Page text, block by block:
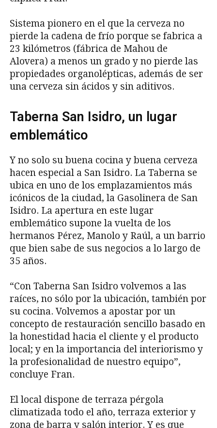
Sistema pionero en el que la cerveza no
pierde la cadena de frío porque se fabrica a
23 kilómetros (fábrica de Mahou de
Alovera) a menos un grado y no pierde las
propiedades organolépticas, además de ser
una cerveza sin ácidos y sin aditivos.
Taberna San Isidro, un lugar
emblemático
Y no solo su buena cocina y buena cerveza
hacen especial a San Isidro. La Taberna se
ubica en uno de los emplazamientos más
icónicos de la ciudad, la Gasolinera de San
Isidro. La apertura en este lugar
emblemático supone la vuelta de los
hermanos Pérez, Manolo y Raúl, a un barrio
que bien sabe de sus negocios a lo largo de
35 años.
“Con Taberna San Isidro volvemos a las
raíces, no sólo por la ubicación, también por
su cocina. Volvemos a apostar por un
concepto de restauración sencillo basado en
la honestidad hacia el cliente y el producto
local; y en la importancia del interiorismo y
la profesionalidad de nuestro equipo”,
concluye Fran.
El local dispone de terraza pérgola
climatizada todo el año, terraza exterior y
zona de barra y salón interior. Y es que